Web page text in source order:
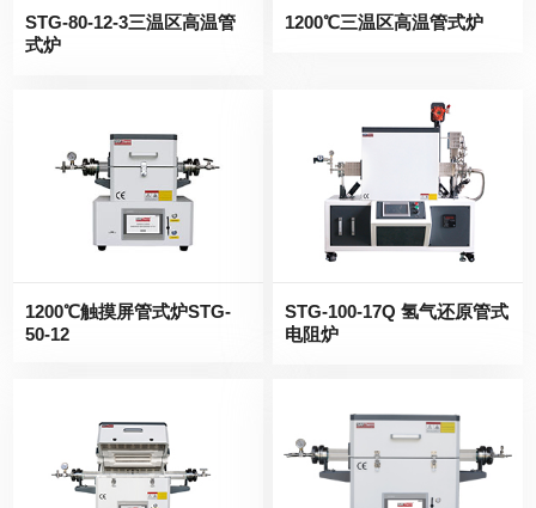
STG-80-12-3三温区高温管
式炉
1200℃三温区高温管式炉
1200℃触摸屏管式炉STG-
50-12
STG-100-17Q 氢气还原管式
电阻炉